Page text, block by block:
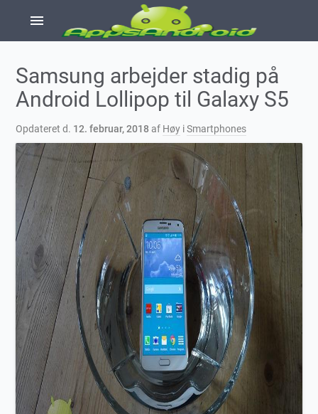
menu
Samsung arbejder stadig på
Android Lollipop til Galaxy S5
Opdateret d. 12. februar, 2018 af Høy iSmartphones